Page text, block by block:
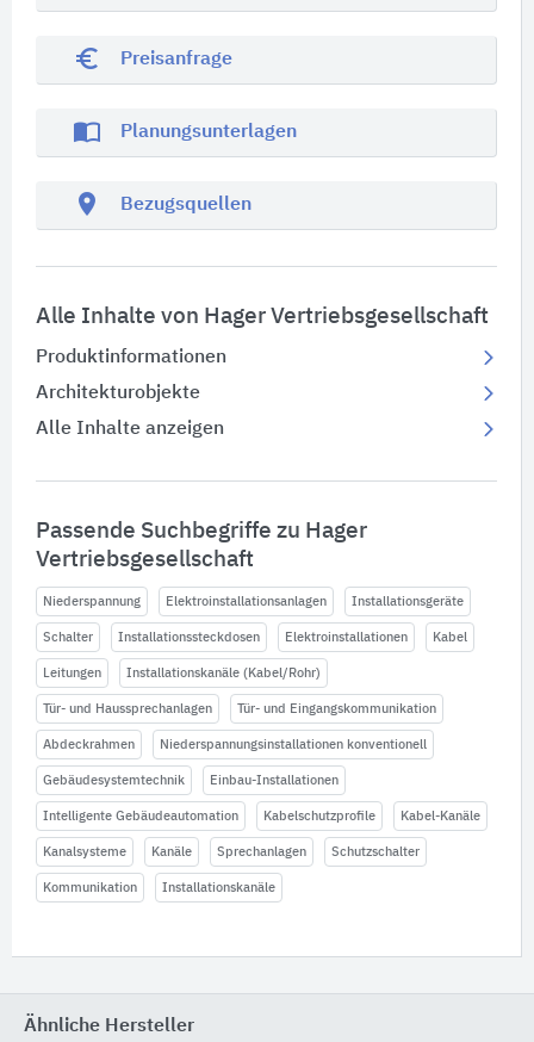
euro_symbol Preisanfrage
import_contacts Planungsunterlagen
location_on Bezugsquellen
Alle Inhalte von Hager Vertriebsgesellschaft
Produktinformationen
Architekturobjekte
Alle Inhalte anzeigen
Passende Suchbegriffe zu Hager
Vertriebsgesellschaft
Niederspannung Elektroinstallationsanlagen Installationsgeräte
Schalter Installationssteckdosen Elektroinstallationen Kabel
Leitungen Installationskanäle (Kabel/Rohr)
Tür- und Haussprechanlagen Tür- und Eingangskommunikation
Abdeckrahmen Niederspannungsinstallationen konventionell
Gebäudesystemtechnik Einbau-Installationen
Intelligente Gebäudeautomation Kabelschutzprofile Kabel-Kanäle
Kanalsysteme Kanäle Sprechanlagen Schutzschalter
Kommunikation Installationskanäle
Ähnliche Hersteller